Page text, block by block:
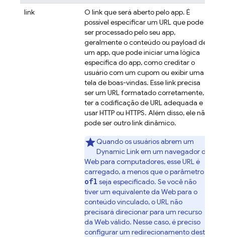
link
O link que será aberto pelo app. É
possível especificar um URL que pode
ser processado pelo seu app,
geralmente o conteúdo ou payload de
um app, que pode iniciar uma lógica
específica do app, como creditar o
usuário com um cupom ou exibir uma
tela de boas-vindas. Esse link precisa
ser um URL formatado corretamente,
ter a codificação de URL adequada e
usar HTTP ou HTTPS. Além disso, ele não
pode ser outro link dinâmico.
Quando os usuários abrem um
Dynamic Linkem um navegador da
Web para computadores, esse URL é
carregado, a menos que o parâmetro
ofl seja especificado. Se você não
tiver um equivalente da Web para o
conteúdo vinculado, o URL não
precisará direcionar para um recurso
da Web válido. Nesse caso, é preciso
configurar um redirecionamento deste